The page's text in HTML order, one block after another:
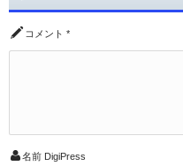
コメント *
名前 DigiPress